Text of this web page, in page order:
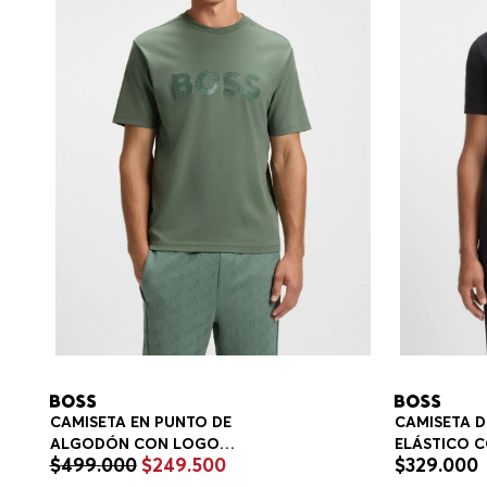
CAMISETA EN PUNTO DE
ALGODÓN CON LOGO
ESTRUCTURADO CAMISETA
$499.000 $249.500
CAMISETA
ELÁSTICO
REGULAR
$329.000